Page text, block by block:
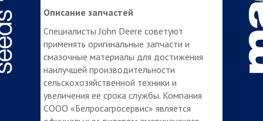
Описание запчастей
Специалисты John Deere советуют
применять оригинальные запчасти и
смазочные материалы для достижения
наилучшей производительности
сельскохозяйственной техники и
увеличения ее срока службы. Компания
СООО «Белросагросервис» является